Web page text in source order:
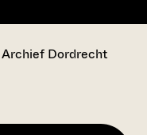
Dordrecht